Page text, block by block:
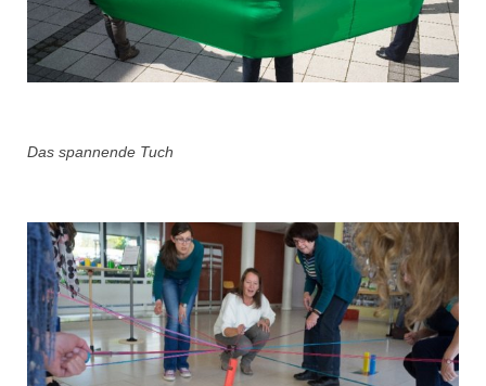
Das spannende Tuch